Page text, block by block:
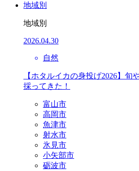
地域別
地域別
2026.04.30
自然
【ホタルイカの身投げ2026】旬
採ってきた！
富山市
高岡市
魚津市
射水市
氷見市
小矢部市
砺波市